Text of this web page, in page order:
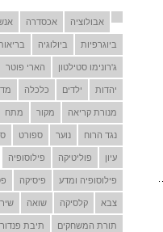
אבולוציה אכסדרה
ביוגרפיות ביולוגיה
ג'רונימו סטילטון הארי פוטר
יהדות ילדים כלכלה
מנורת קריאה מקור מתח
נגד הרוח נוער ספורט
עיון פוליטיקה פילוסופיה
פילוסופיה ומדע פיסיקה
צבא קלסיקה שואה
תורת המשחקים תיבת